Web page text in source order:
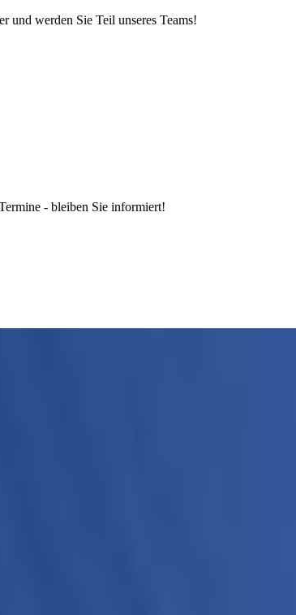
und werden Sie Teil unseres Teams!
- bleiben Sie informiert!